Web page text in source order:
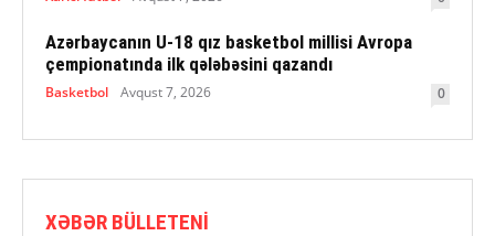
Azərbaycanın U-18 qız basketbol millisi Avropa
çempionatında ilk qələbəsini qazandı
Basketbol Avqust 7, 2026 0
XƏBƏR BÜLLETENI